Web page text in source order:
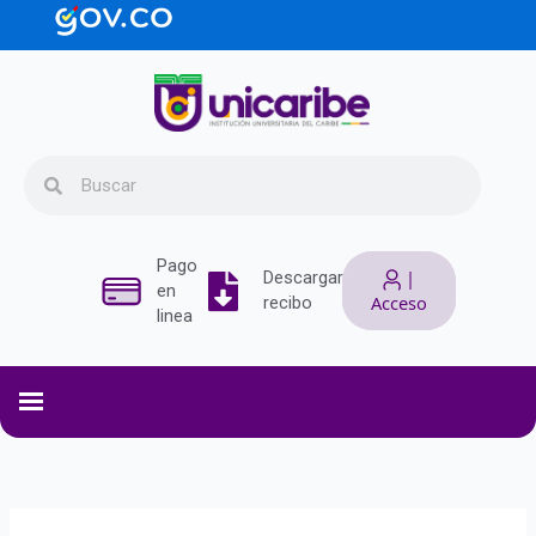
contenido
Pago
en
linea
Descargar
recibo
|
Acceso